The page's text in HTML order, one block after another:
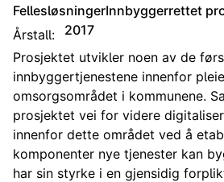
FellesløsningerInnbyggerrettet
Årstall:
2017
Prosjektet utvikler noen av de
innbyggertjenestene innenfor
omsorgsområdet i kommunene.
prosjektet vei for videre
innenfor dette området ved å
komponenter nye tjenester kan
har sin styrke i en gjensidig